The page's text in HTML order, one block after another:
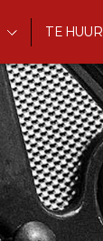
TE HUUR